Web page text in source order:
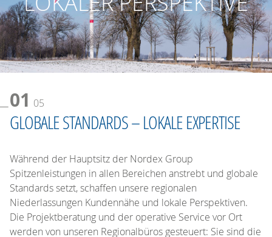
01 05
GLOBALE STANDARDS – LOKALE EXPERTISE
Während der Hauptsitz der Nordex Group
Spitzenleistungen in allen Bereichen anstrebt und globale
Standards setzt, schaffen unsere regionalen
Niederlassungen Kundennähe und lokale Perspektiven.
Die Projektberatung und der operative Service vor Ort
werden von unseren Regionalbüros gesteuert: Sie sind die